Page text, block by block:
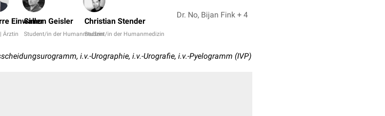
Einwaller
Ärztin
Simon Geisler
Student/in der Humanmedizin
Christian Stender
Student/in der Humanmedizin
Dr. No, Bijan Fink + 4
i.v.-Urographie, i.v.-Urografie, i.v.-Pyelogramm (IVP)